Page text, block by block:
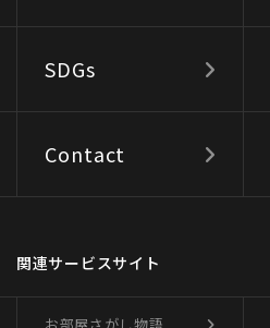
SDGs
Contact
関連サービスサイト